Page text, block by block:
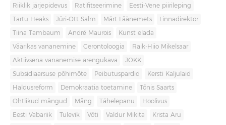
Riiklik järjepidevus Ratifitseerimine Eesti-Vene piirileping
Tartu Heaks Jüri-Ott Salm Märt Läänemets Linnadirektor
Tiina Tambaum André Maurois Kunst elada
Väärikas vananemine Gerontoloogia Raik-Hiio Mikelsaar
Aktiivsena vananemise arengukava JOKK
Subsidiaarsuse põhimõte Peibutuspardid Kersti Kaljulaid
Haldusreform Demokraatia toetamine Tõnis Saarts
Ohtlikud mängud Mäng Tähelepanu Hoolivus
Eesti Vabariik Tulevik Võti Valdur Mikita Krista Aru